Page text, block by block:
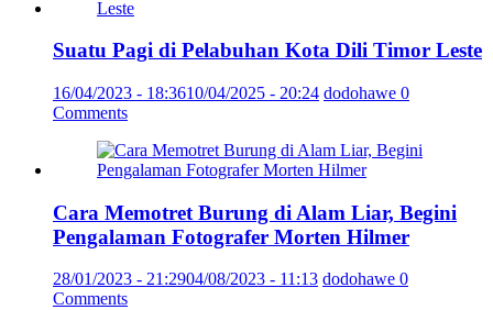
Suatu Pagi di Pelabuhan Kota Dili Timor Leste
16/04/2023 - 18:3610/04/2025 - 20:24 dodohawe 0
Comments
Cara Memotret Burung di Alam Liar, Begini
Pengalaman Fotografer Morten Hilmer
28/01/2023 - 21:2904/08/2023 - 11:13 dodohawe 0
Comments